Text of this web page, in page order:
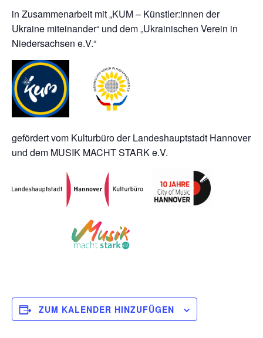
in Zusammenarbeit mit „KUM – Künstler:innen der
Ukraine miteinander“ und dem „Ukrainischen Verein in
Niedersachsen e.V.“
gefördert vom Kulturbüro der Landeshauptstadt Hannover
und dem MUSIK MACHT STARK e.V.
ZUM KALENDER HINZUFÜGEN